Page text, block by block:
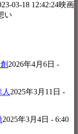
03-18 12:42:24映画
い
2026年4月6日 -
人2025年3月11日 -
2025年3月4日 - 6:40